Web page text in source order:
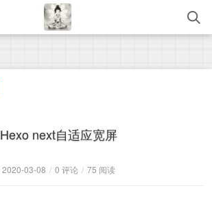
Hexo next自适应宽屏
2020-03-08 / 0 评论 / 75 阅读